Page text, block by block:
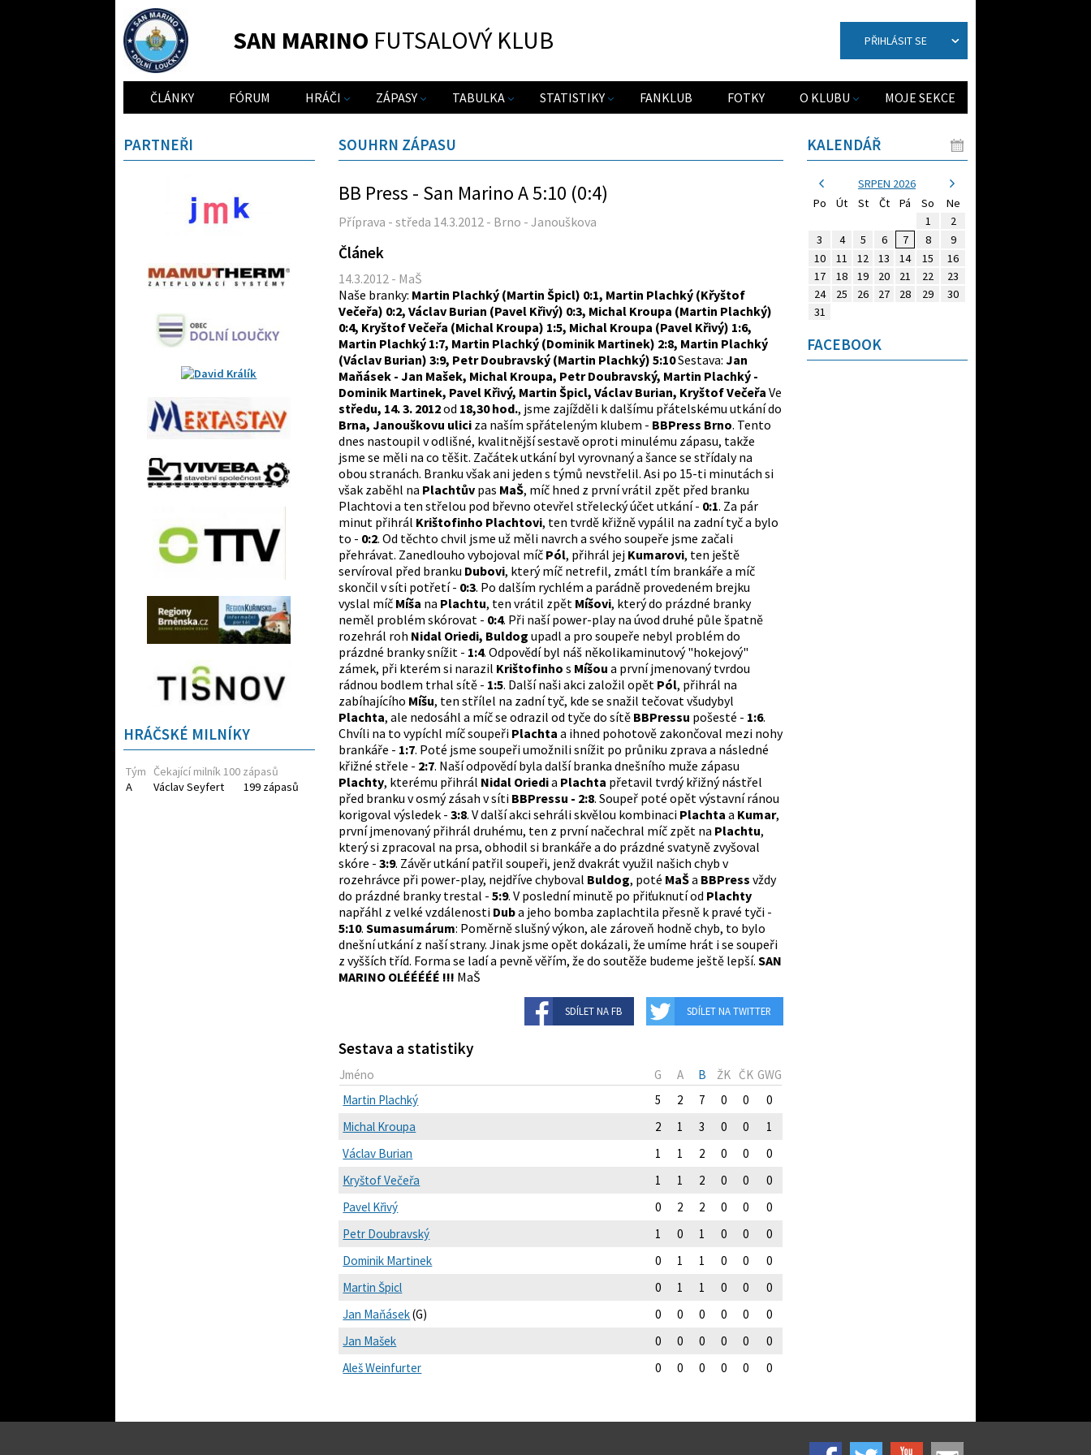
SAN MARINO FUTSALOVÝ KLUB PŘIHLÁSIT SE
ČLÁNKY FÓRUM HRÁČI ZÁPASY TABULKA STATISTIKY FANKLUB FOTKY O KLUBU MOJE SEKCE
SOUHRN ZÁPASU
BB Press - San Marino A 5:10 (0:4)
Příprava - středa 14.3.2012 - Brno - Janouškova
Článek
14.3.2012 - MaŠ
Naše branky: Martin Plachký (Martin Špicl) 0:1, Martin Plachký (Křyštof
Večeřa) 0:2, Václav Burian (Pavel Křivý) 0:3, Michal Kroupa (Martin Plachký)
0:4, Kryštof Večeřa (Michal Kroupa) 1:5, Michal Kroupa (Pavel Křivý) 1:6,
Martin Plachký 1:7, Martin Plachký (Dominik Martinek) 2:8, Martin Plachký
(Václav Burian) 3:9, Petr Doubravský (Martin Plachký) 5:10Sestava:Jan
Maňásek - Jan Mašek, Michal Kroupa, Petr Doubravský, Martin Plachký -
Dominik Martinek, Pavel Křivý, Martin Špicl, Václav Burian, Kryštof Večeřa Ve
středu, 14. 3. 2012od 18,30 hod., jsme zajížděli k dalšímu přátelskému utkání do
Brna, Janouškovu ulici za naším spřáteleným klubem - BBPress Brno. Tento
dnes nastoupil v odlišné, kvalitnější sestavě oproti minulému zápasu, takže
jsme se měli na co těšit. Začátek utkání byl vyrovnaný a šance se střídaly na
obou stranách. Branku však ani jeden s týmů nevstřelil. Asi po 15-ti minutách si
však zaběhl na Plachtův pas MaŠ, míč hned z první vrátil zpět před branku
Plachtovi a ten střelou pod břevno otevřel střelecký účet utkání - 0:1. Za pár
minut přihrál Krištofinho Plachtovi, ten tvrdě křižně vypálil na zadní tyč a bylo
to - 0:2. Od těchto chvil jsme už měli navrch a svého soupeře jsme začali
přehrávat. Zanedlouho vybojoval míč Pól, přihrál jej Kumarovi, ten ještě
servíroval před branku Dubovi, který míč netrefil, zmátl tím brankáře a míč
skončil v síti potřetí - 0:3. Po dalším rychlém a parádně provedeném brejku
vyslal míč Míša na Plachtu, ten vrátil zpět Míšovi, který do prázdné branky
neměl problém skórovat - 0:4. Při naší power-play na úvod druhé půle špatně
rozehrál roh Nidal Oriedi, Buldogupadl a pro soupeře nebyl problém do
prázdné branky snížit - 1:4. Odpovědí byl náš několikaminutový "hokejový"
zámek, při kterém si narazil Krištofinhos Míšoua první jmenovaný tvrdou
rádnou bodlem trhal sítě - 1:5. Další naši akci založil opět Pól, přihrál na
zabíhajícího Míšu, ten střílel na zadní tyč, kde se snažil tečovat všudybyl
Plachta, ale nedosáhl a míč se odrazil od tyče do sítě BBPressu pošesté - 1:6.
Chvíli na to vypíchl míč soupeři Plachtaa ihned pohotově zakončoval mezi nohy
brankáře - 1:7. Poté jsme soupeři umožnili snížit po průniku zprava a následné
křižné střele - 2:7. Naší odpovědí byla další branka dnešního muže zápasu
Plachty, kterému přihrál Nidal Oriedia Plachta přetavil tvrdý křižný nástřel
před branku v osmý zásah v síti BBPressu - 2:8. Soupeř poté opět výstavní ránou
korigoval výsledek -3:8. V další akci sehráli skvělou kombinaci Plachtaa Kumar,
první jmenovaný přihrál druhému, ten z první načechral míč zpět na Plachtu,
který si zpracoval na prsa, obhodil si brankáře a do prázdné svatyně zvyšoval
skóre -3:9. Závěr utkání patřil soupeři, jenž dvakrát využil našich chyb v
rozehrávce při power-play, nejdříve chyboval Buldog, poté MaŠa BBPressvždy
do prázdné branky trestal -5:9. V poslední minutě po přiťuknutí od Plachty
napřáhl z velké vzdálenosti Duba jeho bomba zaplachtila přesně k pravé tyči -
5:10.Sumasumárum: Poměrně slušný výkon, ale zároveň hodně chyb, to bylo
dnešní utkání z naší strany. Jinak jsme opět dokázali, že umíme hrát i se soupeři
z vyšších tříd. Forma se ladí a pevně věřím, že do soutěže budeme ještě lepší.SAN
MARINO OLÉÉÉÉÉ !!! MaŠ
SDÍLET NA FB SDÍLET NA TWITTER
Sestava a statistiky
Jméno G A B ŽK ČK GWG
Martin Plachký
5 2 7 0 0
0
Michal Kroupa
2 1 3 0 0
1
Václav Burian
1 1 2 0 0
0
Kryštof Večeřa
1 1 2 0 0
0
Pavel Křivý
0 2 2 0 0
0
Petr Doubravský
1 0 1 0 0
0
Dominik Martinek
0 1 1 0 0
0
Martin Špicl
0 1 1 0 0
0
Jan Maňásek(G) 0 0 0 0 0
0
Jan Mašek
0 0 0 0 0
0
Aleš Weinfurter
0 0 0 0 0 0
PARTNEŘI
HRÁČSKÉ MILNÍKY
Tým Čekající milník 100 zápasů
A
Václav Seyfert 199 zápasů
KALENDÁŘ
SRPEN 2026
Po
Út St Čt Pá So
Ne
1
2
3
4 5 6 7 8
9
10
11 12 13 14 15
16
17
18 19 20 21 22
23
24
25 26 27 28 29
30
31
FACEBOOK